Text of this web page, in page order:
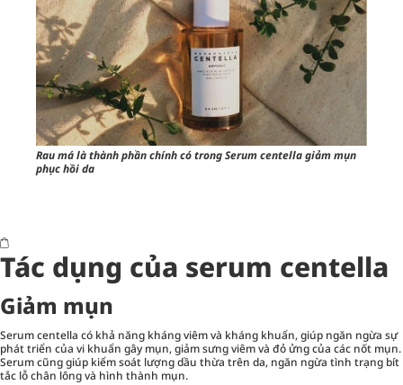
Rau má là thành phần chính có trong Serum centella giảm mụn
phục hồi da
Tác dụng của serum centella
Giảm mụn
Serum centella có khả năng kháng viêm và kháng khuẩn, giúp ngăn ngừa sự
phát triển của vi khuẩn gây mụn, giảm sưng viêm và đỏ ửng của các nốt mụn.
Serum cũng giúp kiểm soát lượng dầu thừa trên da, ngăn ngừa tình trạng bít
tắc lỗ chân lông và hình thành mụn.